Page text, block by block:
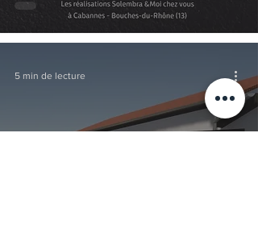
Cabannes (13)
5 min de lecture